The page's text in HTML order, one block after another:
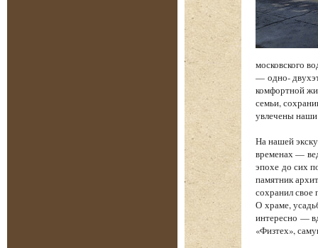
московского
— одно-
комфортной
семьи,
увлечены
На нашей
временах —
эпохе до сих
памятник
сохранил свое
О храме,
интересно —
«Физтех»,